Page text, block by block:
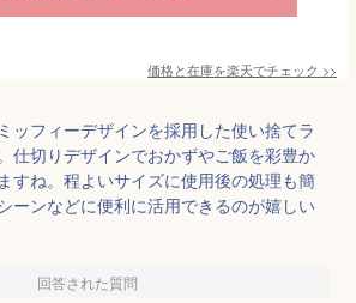
価格と在庫を楽天でチェック >>
ッフィーデザインを採用した使い捨てラ
仕切りデザインでおかずやご飯を彩豊か
すね。程よいサイズに使用後の処理も簡
ーンなどに便利に活用できるのが嬉しい
回答された質問